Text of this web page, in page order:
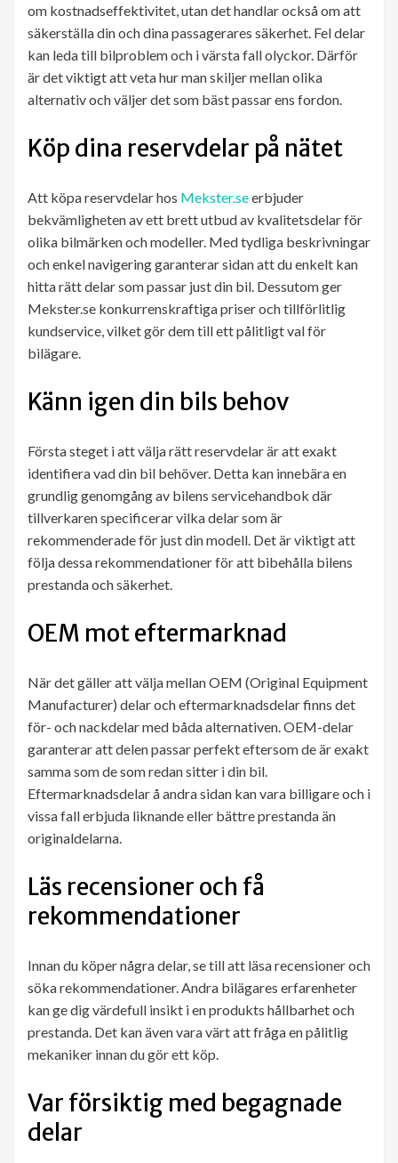
om kostnadseffektivitet, utan det handlar också om att
säkerställa din och dina passagerares säkerhet. Fel delar
kan leda till bilproblem och i värsta fall olyckor. Därför
är det viktigt att veta hur man skiljer mellan olika
alternativ och väljer det som bäst passar ens fordon.
Köp dina reservdelar på nätet
Att köpa reservdelar hos Mekster.seerbjuder
bekvämligheten av ett brett utbud av kvalitetsdelar för
olika bilmärken och modeller. Med tydliga beskrivningar
och enkel navigering garanterar sidan att du enkelt kan
hitta rätt delar som passar just din bil. Dessutom ger
Mekster.se konkurrenskraftiga priser och tillförlitlig
kundservice, vilket gör dem till ett pålitligt val för
bilägare.
Känn igen din bils behov
Första steget i att välja rätt reservdelar är att exakt
identifiera vad din bil behöver. Detta kan innebära en
grundlig genomgång av bilens servicehandbok där
tillverkaren specificerar vilka delar som är
rekommenderade för just din modell. Det är viktigt att
följa dessa rekommendationer för att bibehålla bilens
prestanda och säkerhet.
OEM mot eftermarknad
När det gäller att välja mellan OEM (Original Equipment
Manufacturer) delar och eftermarknadsdelar finns det
för- och nackdelar med båda alternativen. OEM-delar
garanterar att delen passar perfekt eftersom de är exakt
samma som de som redan sitter i din bil.
Eftermarknadsdelar å andra sidan kan vara billigare och i
vissa fall erbjuda liknande eller bättre prestanda än
originaldelarna.
Läs recensioner och få
rekommendationer
Innan du köper några delar, se till att läsa recensioner och
söka rekommendationer. Andra bilägares erfarenheter
kan ge dig värdefull insikt i en produkts hållbarhet och
prestanda. Det kan även vara värt att fråga en pålitlig
mekaniker innan du gör ett köp.
Var försiktig med begagnade
delar